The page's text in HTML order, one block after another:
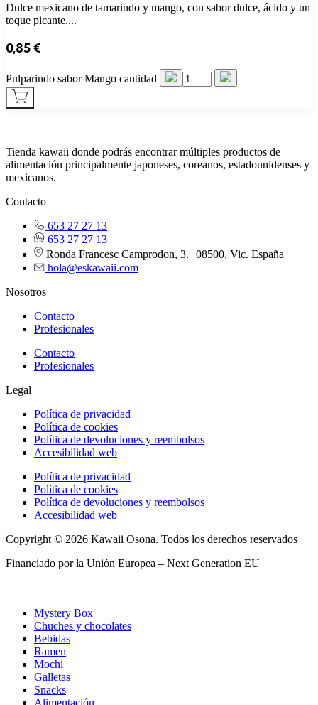
Dulce mexicano de tamarindo y mango, con sabor dulce, ácido y un
toque picante....
0,85€
Pulparindo sabor Mango cantidad
Tienda kawaii donde podrás encontrar múltiples productos de
alimentación principalmente japoneses, coreanos, estadounidenses y
mexicanos.
Contacto
653 27 27 13
653 27 27 13
Ronda Francesc Camprodon, 3. 08500, Vic. España
hola@eskawaii.com
Nosotros
Contacto
Profesionales
Contacto
Profesionales
Legal
Política de privacidad
Política de cookies
Política de devoluciones y reembolsos
Accesibilidad web
Política de privacidad
Política de cookies
Política de devoluciones y reembolsos
Accesibilidad web
Copyright © 2026 Kawaii Osona. Todos los derechos reservados
Financiado por la Unión Europea – Next Generation EU
Mystery Box
Chuches y chocolates
Bebidas
Ramen
Mochi
Galletas
Snacks
Alimentación